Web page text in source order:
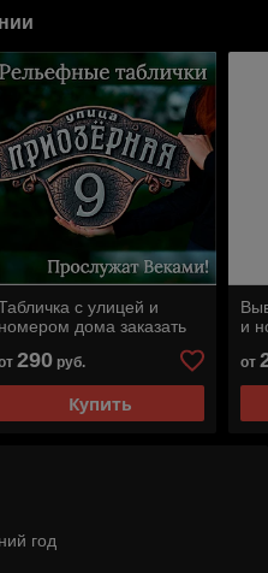
с улицей и
номером дома заказать
290руб.
Купить
и
от
год